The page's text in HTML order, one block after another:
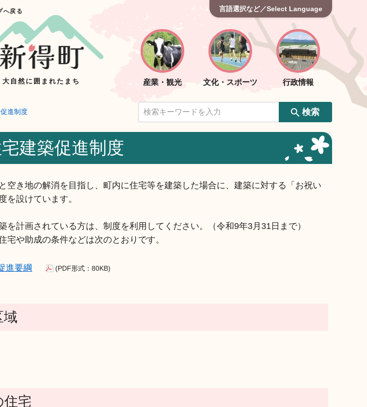
へ戻る
大自然に囲まれたまち
言語選択など／Select Language
産業・観光 文化・スポーツ 行政情報
進制度 検索
建築促進制度
空き地の解消を目指し、町内に住宅等を建築した場合に、建築に対する「お祝い
を設けています。
を計画されている方は、制度を利用してください。（令和9年3月31日まで）
宅や助成の条件などは次のとおりです。
進要綱 (PDF形式：80KB)
域
住宅